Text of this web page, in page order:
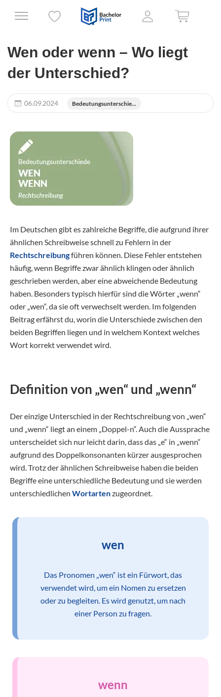
Wen oder wenn – Wo liegt
der Unterschied?
06.09.2024 Bedeutungsunterschie...
Im Deutschen gibt es zahlreiche Begriffe, die aufgrund ihrer
ähnlichen Schreibweise schnell zu Fehlern in der
Rechtschreibungführen können. Diese Fehler entstehen
häufig, wenn Begriffe zwar ähnlich klingen oder ähnlich
geschrieben werden, aber eine abweichende Bedeutung
haben. Besonders typisch hierfür sind die Wörter „wenn“
oder „wen“, da sie oft verwechselt werden. Im folgenden
Beitrag erfährst du, worin die Unterschiede zwischen den
beiden Begriffen liegen und in welchem Kontext welches
Wort korrekt verwendet wird.
Definition von „wen“ und „wenn“
Der einzige Unterschied in der Rechtschreibung von „wen“
und „wenn“ liegt an einem „Doppel-n“. Auch die Aussprache
unterscheidet sich nur leicht darin, dass das „e“ in „wenn“
aufgrund des Doppelkonsonanten kürzer ausgesprochen
wird. Trotz der ähnlichen Schreibweise haben die beiden
Begriffe eine unterschiedliche Bedeutung und sie werden
unterschiedlichen Wortartenzugeordnet.
wen
Das Pronomen „wen“ ist ein Fürwort, das
verwendet wird, um ein Nomen zu ersetzen
oder zu begleiten. Es wird genutzt, um nach
einer Person zu fragen.
wenn